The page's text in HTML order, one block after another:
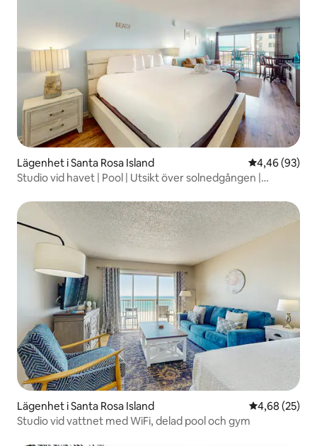
Lägenhet i Santa Rosa Island 4,46 av 5 i
4,46 (93)
Studio vid havet | Pool | Utsikt över solnedgången |
Lägenhet i Santa Rosa Island 4,68 av 5 i
4,68 (25)
Studio vid vattnet med WiFi, delad pool och gym